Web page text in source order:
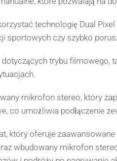
technologię Dual
sportowych czy szybko
trybu filmowego,
mikrofon stereo, który
co umożliwia podłączenie
który oferuje
wbudowany mikrofon